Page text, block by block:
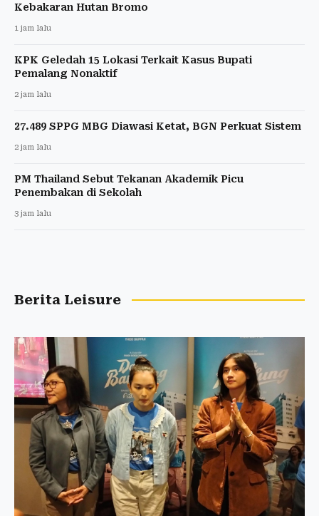
Kebakaran Hutan Bromo
1 jam lalu
KPK Geledah 15 Lokasi Terkait Kasus Bupati
Pemalang Nonaktif
2 jam lalu
27.489 SPPG MBG Diawasi Ketat, BGN Perkuat Sistem
2 jam lalu
PM Thailand Sebut Tekanan Akademik Picu
Penembakan di Sekolah
3 jam lalu
Berita Leisure